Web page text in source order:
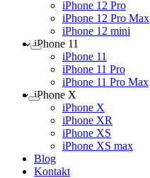
iPhone 12 Pro
iPhone 12 Pro Max
iPhone 12 mini
iPhone 11
iPhone 11
iPhone 11 Pro
iPhone 11 Pro Max
iPhone X
iPhone X
iPhone XR
iPhone XS
iPhone XS max
Blog
Kontakt